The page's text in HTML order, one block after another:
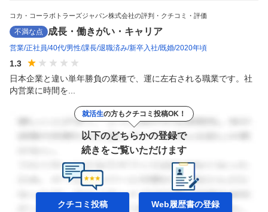
コカ・コーラボトラーズジャパン株式会社の評判・クチコミ・評価
不満な点 成長・働きがい・キャリア
営業 正社員 40代 男性 課長 退職済み 新卒入社 既婚 2020年頃
1.3
日本企業と違い単年勝負の業種で、運に左右される職業です。社
内営業に時間を...
就活生の方もクチコミ投稿OK！
以下のどちらかの登録で
続きをご覧いただけます
クチコミ投稿 Web履歴書の登録